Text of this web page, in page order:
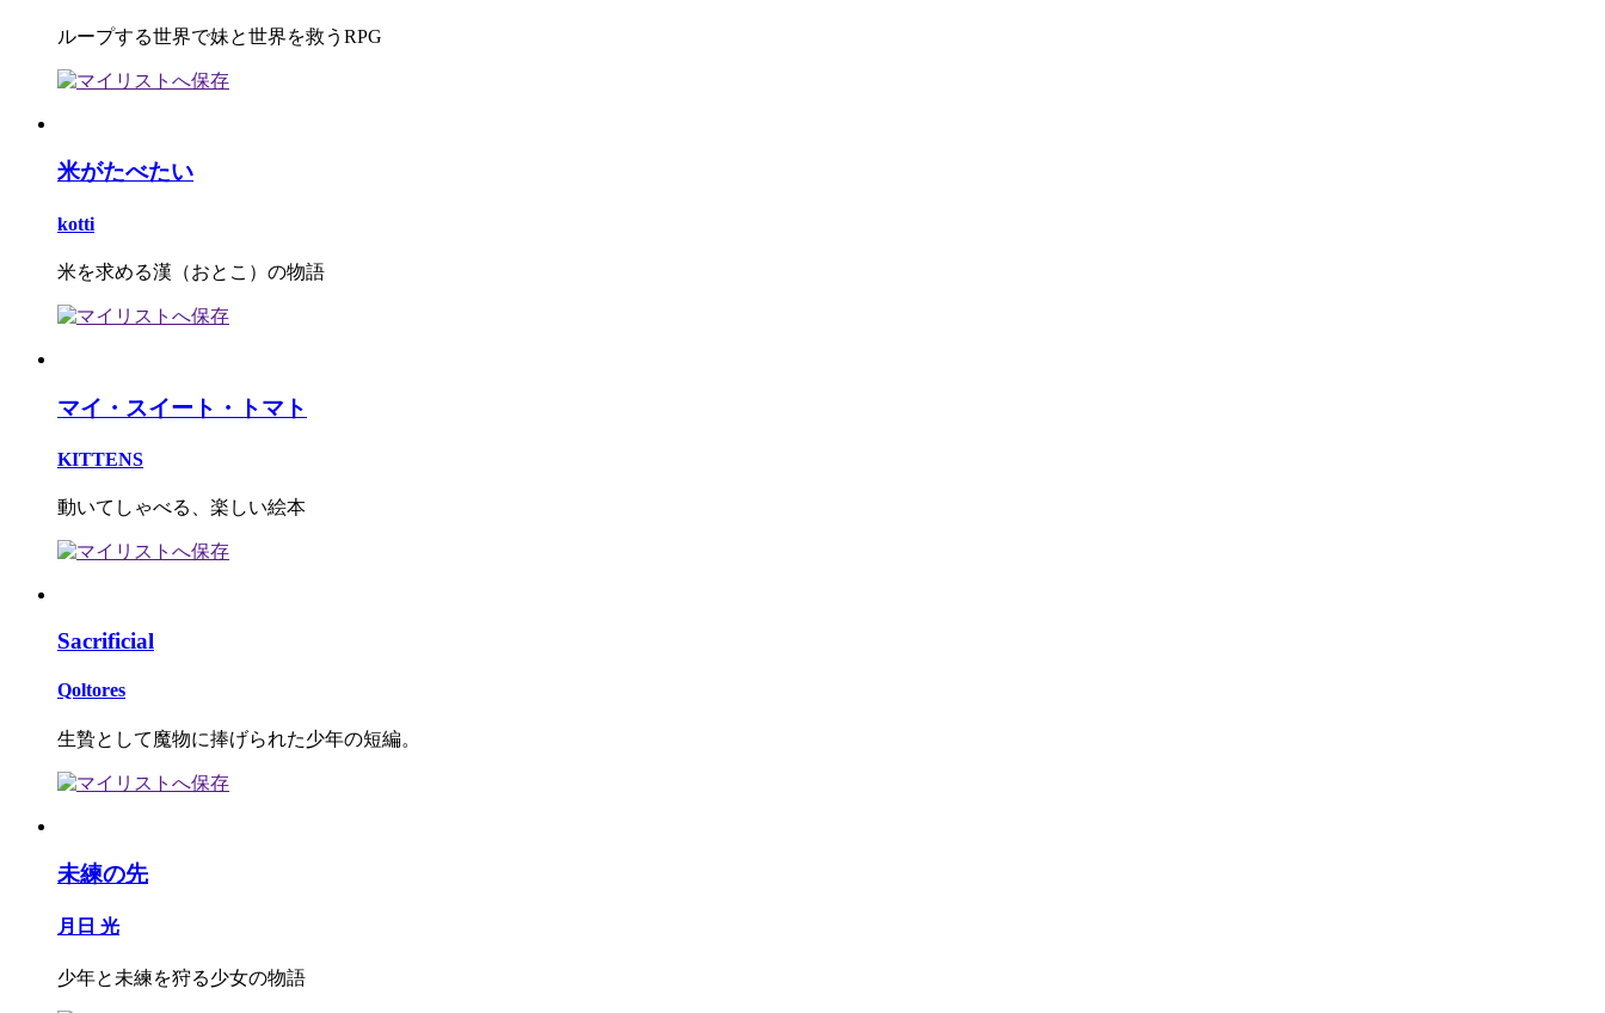
ループする世界で妹と世界を救うRPG
米がたべたい
kotti
米を求める漢（おとこ）の物語
マイ・スイート・トマト
KITTENS
動いてしゃべる、楽しい絵本
Sacrificial
Qoltores
生贄として魔物に捧げられた少年の短編。
未練の先
月日 光
少年と未練を狩る少女の物語